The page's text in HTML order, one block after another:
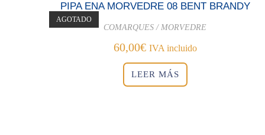
AGOTADO
PIPA ENA MORVEDRE 08 BENT BRANDY
COMARQUES / MORVEDRE
60,00€ IVA incluido
LEER MÁS